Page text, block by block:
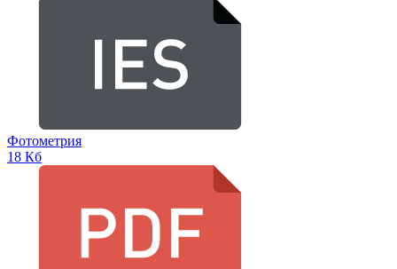
Фотометрия
18 Кб